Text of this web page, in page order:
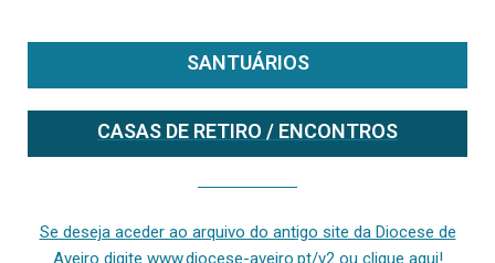
SANTUÁRIOS
CASAS DE RETIRO / ENCONTROS
Se deseja aceder ao arquivo do antigo site da Diocese de
Aveiro digite www.diocese-aveiro.pt/v2 ou clique aqui!